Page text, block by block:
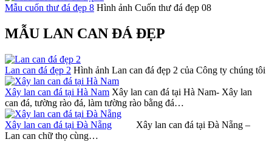
Mẫu cuốn thư đá đẹp 8 Hình ảnh Cuốn thư đá đẹp 08
MẪU LAN CAN ĐÁ ĐẸP
Lan can đá đẹp 2 Hình ảnh Lan can đá đẹp 2 của Công ty chúng tôi
Xây lan can đá tại Hà Nam Xây lan can đá tại Hà Nam- Xây lan
can đá, tường rào đá, làm tường rào bằng đá…
Xây lan can đá tại Đà Nẵng Xây lan can đá tại Đà Nẵng –
Lan can chữ thọ cùng…